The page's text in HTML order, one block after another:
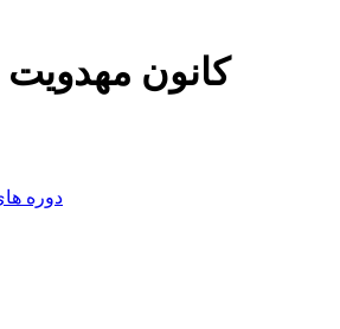
کانون
دوره